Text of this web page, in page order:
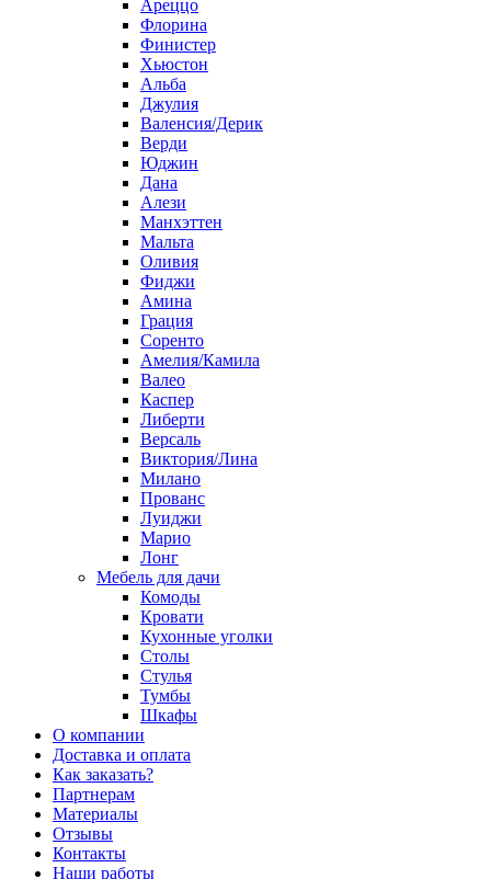
Ареццо
Флорина
Финистер
Хьюстон
Альба
Джулия
Валенсия/Дерик
Верди
Юджин
Дана
Алези
Манхэттен
Мальта
Оливия
Фиджи
Амина
Грация
Соренто
Амелия/Камила
Валео
Каспер
Либерти
Версаль
Виктория/Лина
Милано
Прованс
Луиджи
Марио
Лонг
Мебель для дачи
Комоды
Кровати
Кухонные уголки
Столы
Стулья
Тумбы
Шкафы
О компании
Доставка и оплата
Как заказать?
Партнерам
Материалы
Отзывы
Контакты
Наши работы